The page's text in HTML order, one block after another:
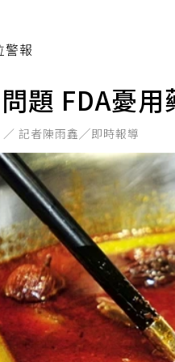
警報
題 FDA憂
／ 記者陳雨鑫╱即時報導